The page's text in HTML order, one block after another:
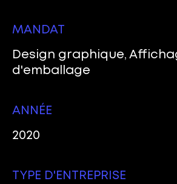
MANDAT
Design graphique,
d'emballage
ANNÉE
2020
TYPE D'ENTREPRISE